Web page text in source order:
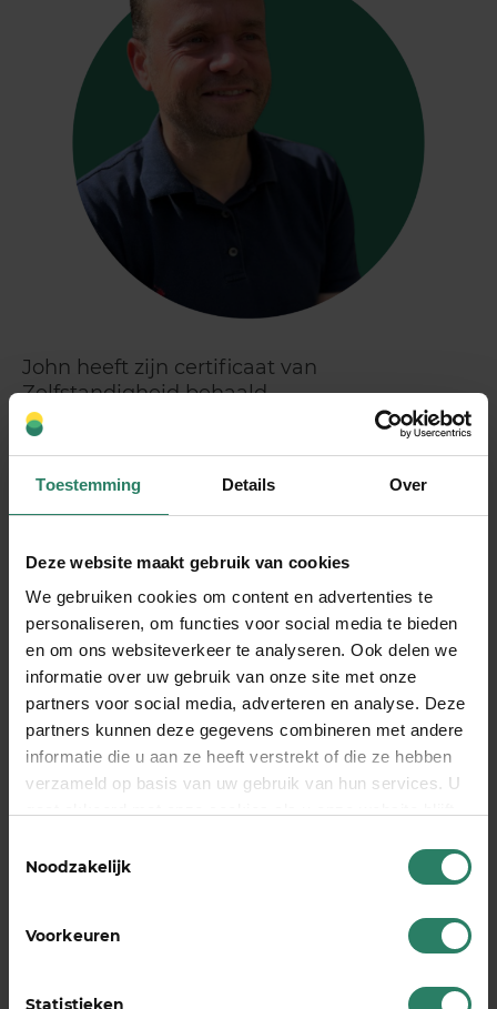
Toestemming Details Over
Deze website maakt gebruik van cookies
We gebruiken cookies om content en advertenties te
personaliseren, om functies voor social media te bieden
en om ons websiteverkeer te analyseren. Ook delen we
informatie over uw gebruik van onze site met onze
partners voor social media, adverteren en analyse. Deze
partners kunnen deze gegevens combineren met andere
informatie die u aan ze heeft verstrekt of die ze hebben
verzameld op basis van uw gebruik van hun services. U
Noodzakelijk
Voorkeuren
Statistieken
John heeft zijn certificaat van
Zelfstandigheid behaald
“Ik dacht: nu regel ik mijn AOV in
één keer echt goed!”
“Het was supermakkelijk! Ik wilde met de
zelfstandige werd gezien. Ik verwachtte dat ik wel
goed zat, maar in de toets werd ook gevraagd naar
je AOV. Daar was ik simpelweg nog niet aan
toegekomen. Ik besloot diezelfde dag nog via
SharePeople een vangnet te regelen.”
Lees het hele verhaal van John
bereken AOV
Voorkom